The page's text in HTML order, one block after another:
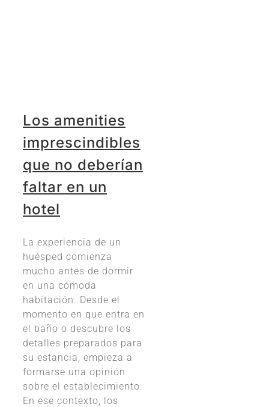
Los amenities
imprescindibles
que no deberían
faltar en un
hotel
La experiencia de un
huésped comienza
mucho antes de dormir
en una cómoda
habitación. Desde el
momento en que entra en
el baño o descubre los
detalles preparados para
su estancia, empieza a
formarse una opinión
sobre el establecimiento.
En ese contexto, los